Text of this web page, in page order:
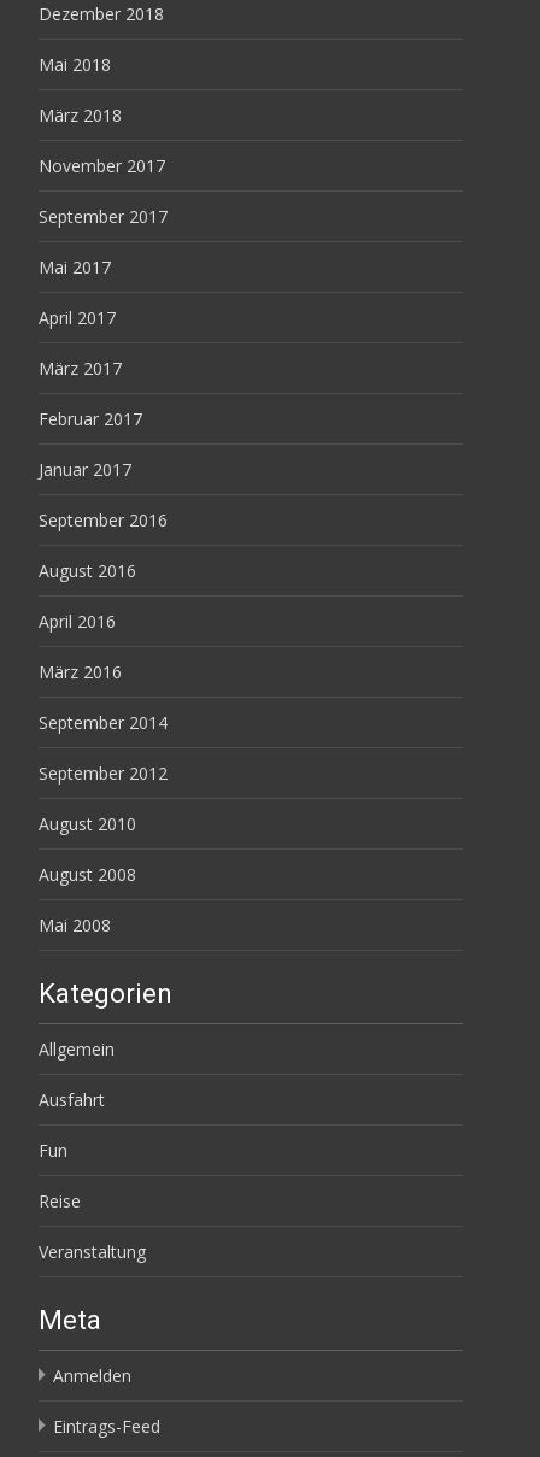
Dezember 2018
Mai 2018
März 2018
November 2017
September 2017
Mai 2017
April 2017
März 2017
Februar 2017
Januar 2017
September 2016
August 2016
April 2016
März 2016
September 2014
September 2012
August 2010
August 2008
Mai 2008
Kategorien
Allgemein
Ausfahrt
Fun
Reise
Veranstaltung
Meta
Anmelden
Eintrags-Feed